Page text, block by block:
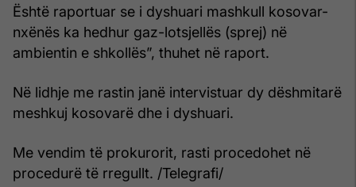
Është raportuar se i dyshuari mashkull kosovar-
nxënës ka hedhur gaz-lotsjellës (sprej) në
ambientin e shkollës”, thuhet në raport.
Në lidhje me rastin janë intervistuar dy dëshmitarë
meshkuj kosovarë dhe i dyshuari.
Me vendim të prokurorit, rasti procedohet në
procedurë të rregullt. /Telegrafi/